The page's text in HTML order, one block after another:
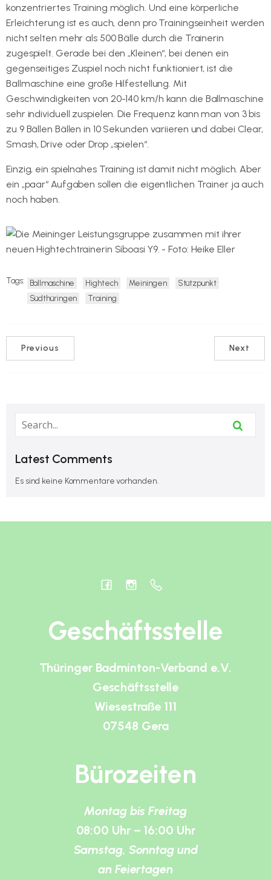
konzentriertes Training möglich. Und eine körperliche
Erleichterung ist es auch, denn pro Trainingseinheit werden
nicht selten mehr als 500 Bälle durch die Trainerin
zugespielt. Gerade bei den „Kleinen“, bei denen ein
gegenseitiges Zuspiel noch nicht funktioniert, ist die
Ballmaschine eine große Hilfestellung. Mit
Geschwindigkeiten von 20-140 km/h kann die Ballmaschine
sehr individuell zuspielen. Die Frequenz kann man von 3 bis
zu 9 Bällen Bällen in 10 Sekunden variieren und dabei Clear,
Smash, Drive oder Drop „spielen“.
Einzig, ein spielnahes Training ist damit nicht möglich. Aber
ein „paar“ Aufgaben sollen die eigentlichen Trainer ja auch
noch haben.
Tags: Ballmaschine Hightech Meiningen
Stützpunkt
Südthüringen
Training
Previous Next
Latest Comments
Es sind keine Kommentare vorhanden.
Geschäftsstelle
Thüringer Badminton-Verband e.V.
Geschäftsstelle
Wiesestraße 111
07548 Gera
Bürozeiten
Montag bis Freitag
08:00 Uhr – 16:00 Uhr
Samstag, Sonntag und
an Feiertagen